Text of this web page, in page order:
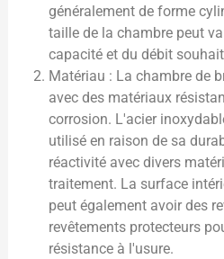
généralement de forme
taille de la chambre peut
capacité et du débit
Matériau : La chambre de
avec des matériaux
corrosion. L'acier
utilisé en raison de sa
réactivité avec divers
traitement. La surface
peut également avoir des
revêtements protecteurs
résistance à l'usure.